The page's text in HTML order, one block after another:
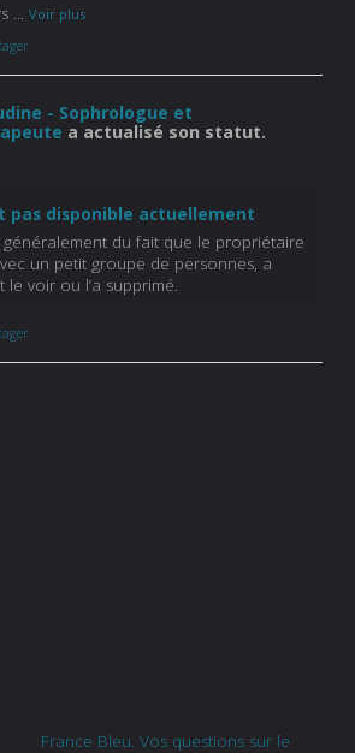
... Voir plus
- Sophrologue et
a actualisé son statut.
pas disponible actuellement
du fait que le propriétaire
un petit groupe de personnes, a
voir ou l’a supprimé.
France Bleu. Vos questions sur le